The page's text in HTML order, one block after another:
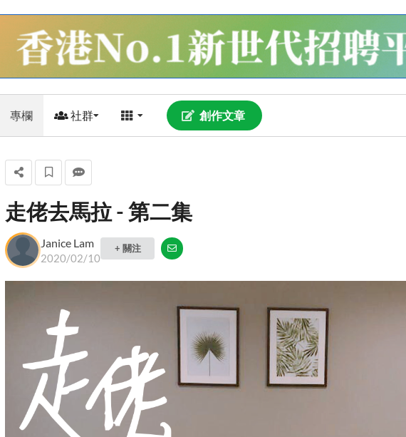
專欄 社群 創作文章
走佬去馬拉 - 第二集
Janice Lam
2020/02/10
+ 關注